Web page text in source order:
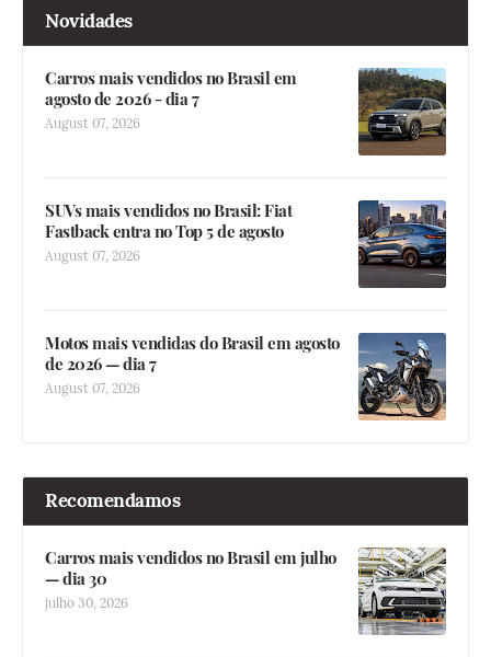
Novidades
Carros mais vendidos no Brasil em
agosto de 2026 - dia 7
August 07, 2026
SUVs mais vendidos no Brasil: Fiat
Fastback entra no Top 5 de agosto
August 07, 2026
Motos mais vendidas do Brasil em agosto
de 2026 — dia 7
August 07, 2026
Recomendamos
Carros mais vendidos no Brasil em julho
— dia 30
julho 30, 2026